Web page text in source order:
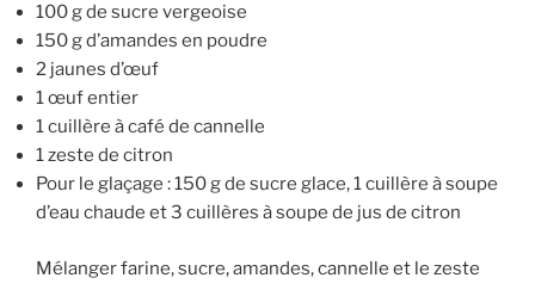
100 g de sucre vergeoise
150 g d’amandes en poudre
2 jaunes d’œuf
1 œuf entier
1 cuillère à café de cannelle
1 zeste de citron
Pour le glaçage : 150 g de sucre glace, 1 cuillère à soupe
d’eau chaude et 3 cuillères à soupe de jus de citron
Mélanger farine, sucre, amandes, cannelle et le zeste